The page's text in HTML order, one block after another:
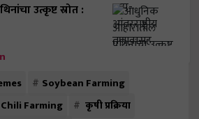
उत्कृष्ट स्रोत :
Soybean Farming
Chili Farming
कृषी प्रक्रिया